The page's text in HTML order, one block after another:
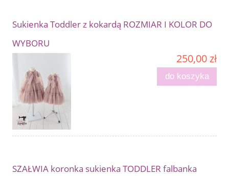
Sukienka Toddler z kokardą ROZMIAR I KOLOR DO
WYBORU
250,00 zł
do koszyka
SZAŁWIA koronka sukienka TODDLER falbanka